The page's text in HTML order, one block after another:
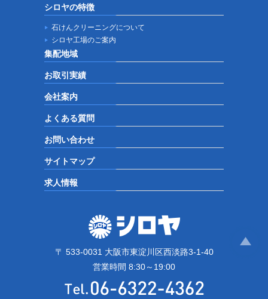
シロヤの特徴
石けんクリーニングについて
シロヤ工場のご案内
集配地域
お取引実績
会社案内
よくある質問
お問い合わせ
サイトマップ
求人情報
〒 533-0031 大阪市東淀川区西淡路3-1-40
営業時間 8:30～19:00